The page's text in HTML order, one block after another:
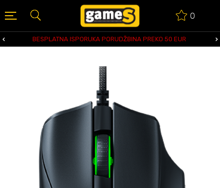
0
BESPLATNA ISPORUKA PORUDŽBINA PREKO 50 EUR